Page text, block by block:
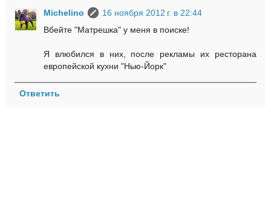
Michelino
16 ноября 2012 г. в 22:44
Вбейте "Матрешка" у меня в поиске!
Я влюбился в них, после рекламы их ресторана
европейской кухни "Нью-Йорк"
Ответить